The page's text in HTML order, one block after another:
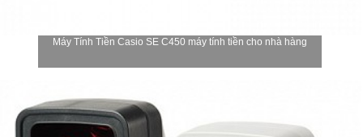
Máy Tính Tiền Casio SE C450 máy tính tiền cho nhà hàng